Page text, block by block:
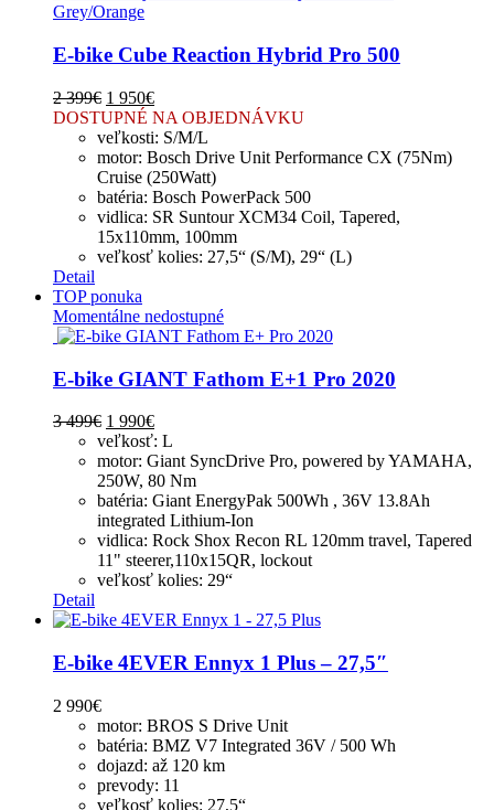
E-bike Cube Reaction Hybrid Pro 500
2 399€ 1 950€
DOSTUPNÉ NA OBJEDNÁVKU
veľkosti: S/M/L
motor: Bosch Drive Unit Performance CX (75Nm)
Cruise (250Watt)
batéria: Bosch PowerPack 500
vidlica: SR Suntour XCM34 Coil, Tapered,
15x110mm, 100mm
veľkosť kolies: 27,5“ (S/M), 29“ (L)
Detail
TOP ponuka
Momentálne nedostupné
E-bike GIANT Fathom E+1 Pro 2020
3 499€ 1 990€
veľkosť: L
motor: Giant SyncDrive Pro, powered by YAMAHA,
250W, 80 Nm
batéria: Giant EnergyPak 500Wh , 36V 13.8Ah
integrated Lithium-Ion
vidlica: Rock Shox Recon RL 120mm travel, Tapered
11" steerer,110x15QR, lockout
veľkosť kolies: 29“
Detail
E-bike 4EVER Ennyx 1 Plus – 27,5″
2 990€
motor: BROS S Drive Unit
batéria: BMZ V7 Integrated 36V / 500 Wh
dojazd: až 120 km
prevody: 11
veľkosť kolies: 27,5“